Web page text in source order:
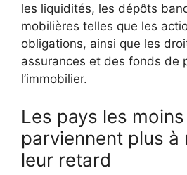
les liquidités, les dépôts
mobilières telles que les
obligations, ainsi que les
assurances et des fonds de
l’immobilier.
Les pays les
parviennent plus à
leur retard